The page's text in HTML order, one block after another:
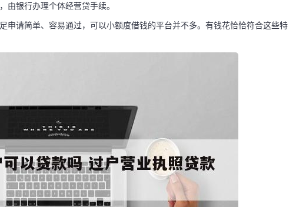
由银行办理个体经营贷手续。
申请简单、容易通过，可以小额度借钱的平台并不多。有钱花恰恰符合这些特
么
般审核人员会按照你填写
款正常使用就可以了。希
贷的理由 不需要理由，只